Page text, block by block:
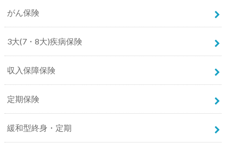
がん保険
3大(7・8大)疾病保険
収入保障保険
定期保険
緩和型終身・定期